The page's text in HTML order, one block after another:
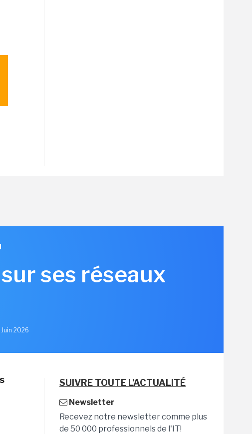
ses réseaux
2026
SUIVRE TOUTE L'ACTUALITÉ
Newsletter
Recevez notre newsletter comme plus
de 50 000 professionnels de l'IT!